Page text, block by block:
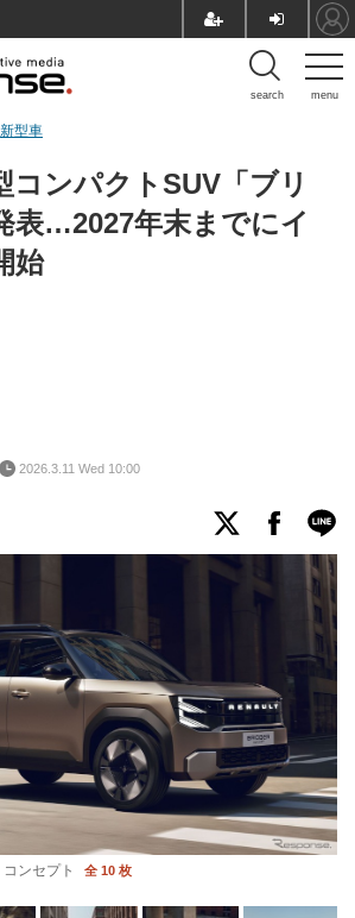
menu
search
コンパクトSUV「ブリ
表…2027年末までにイ
始
新型車
2026.3.11 Wed 10:00
ンセプト 全 10 枚